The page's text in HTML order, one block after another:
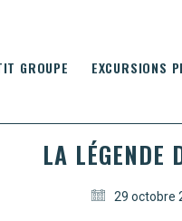
GROUPE EXCURSIONS
LA LÉGENDE
29 octobre